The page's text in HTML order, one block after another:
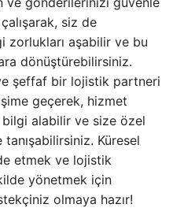
siz de
zorlukları aşabilir ve bu
dönüştürebilirsiniz.
şeffaf bir lojistik partneri
geçerek, hizmet
bilgi alabilir ve size özel
Küresel
etmek ve lojistik
yönetmek için
olmaya hazır!